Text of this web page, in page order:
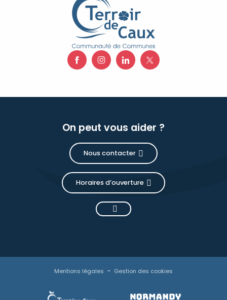
On peut vous aider ?
Nous contacter
Horaires d’ouverture
Mentions légales Gestion des cookies